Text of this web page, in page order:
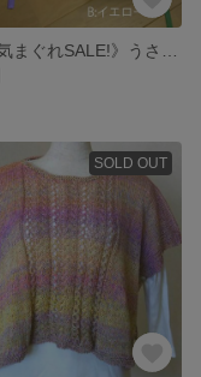
SOLD OUT